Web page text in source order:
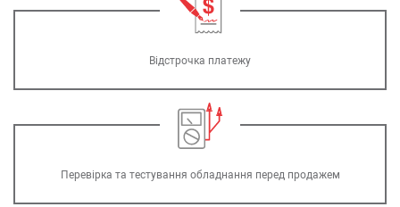
Відстрочка платежу
Перевірка та тестування обладнання перед продажем